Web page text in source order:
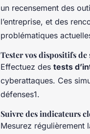
un recensement des
l’entreprise, et des
problématiques
Tester vos dispositifs de
Effectuez des tests
cyberattaques. Ces
défenses1.
Suivre des indicateurs
Mesurez régulièrement